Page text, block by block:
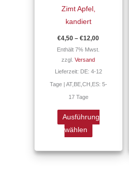
Zimt Apfel,
kandiert
€4,50 –€12,00
Enthält 7% Mwst.
zzgl.Versand
Lieferzeit: DE: 4-12
Tage | AT,BE,CH,ES: 5-
17 Tage
Ausführung
wählen
auf.
können
der
Produktseite